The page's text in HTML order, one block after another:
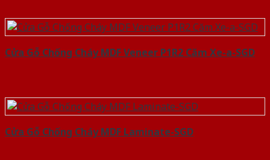
Cửa Gỗ Chống Cháy MDF Veneer P1R2 Căm Xe-a-SGD
Cửa Gỗ Chống Cháy MDF Laminate-SGD